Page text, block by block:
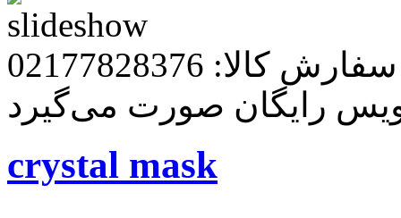
کالا: 02177828376
رایگان صورت می‌گیرد
crystal mask